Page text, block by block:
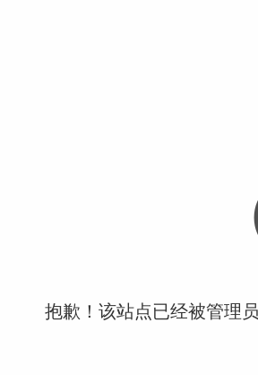
抱歉！该站点已经被管理